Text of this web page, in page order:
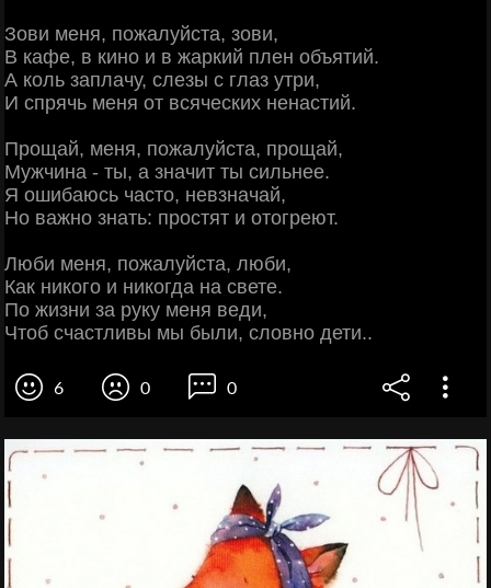
Зови меня, пожалуйста, зови,
В кафе, в кино и в жаркий плен объятий.
А коль заплачу, слезы с глаз утри,
И спрячь меня от всяческих ненастий.
Прощай, меня, пожалуйста, прощай,
Мужчина - ты, а значит ты сильнее.
Я ошибаюсь часто, невзначай,
Но важно знать: простят и отогреют.
Люби меня, пожалуйста, люби,
Как никого и никогда на свете.
По жизни за руку меня веди,
Чтоб счастливы мы были, словно дети..
6 0 0